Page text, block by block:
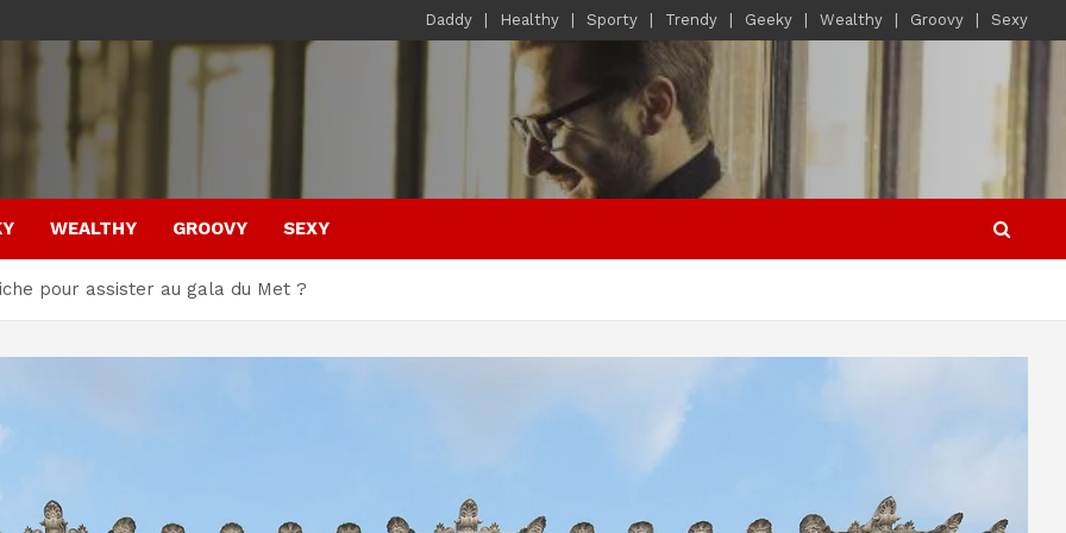
Daddy Healthy Sporty Trendy Geeky Wealthy Groovy Sexy
WEALTHY GROOVY SEXY
pour assister au gala du Met ?